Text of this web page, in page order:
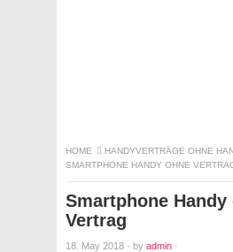
HOME
HANDYVERTRÄGE OHNE
SMARTPHONE HANDY OHNE
Smartphone Handy
Vertrag
18. May 2018 · by admin ·